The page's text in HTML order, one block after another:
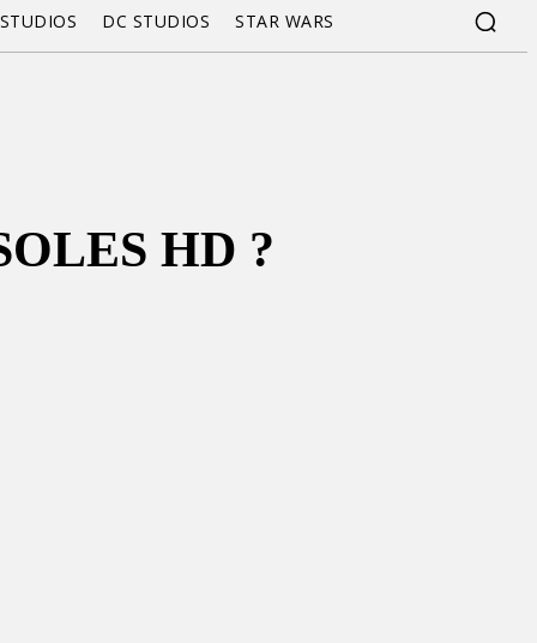
DC STUDIOS STAR WARS
HD ?